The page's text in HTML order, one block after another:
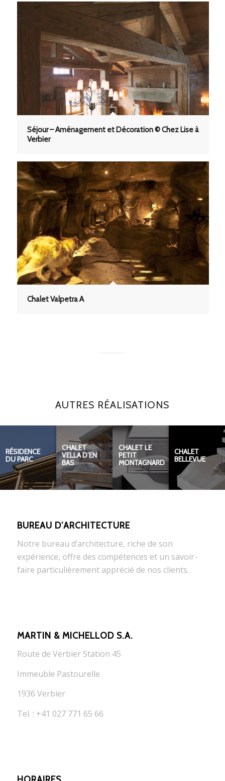
Séjour – Aménagement et Décoration © Chez Lise à
Verbier
Chalet Valpetra A
AUTRES RÉALISATIONS
RÉSIDENCE
DU PARC
CHALET
VELLA D’EN
BAS
CHALET LE
PETIT
MONTAGNARD
CHALET
BELLEVUE
BUREAU D’ARCHITECTURE
Notre bureau d’architecture, riche de son
expérience, offre des compétences et un savoir-
faire particulièrement apprécié de nos clients.
MARTIN & MICHELLOD S.A.
Route de Verbier Station 45
Immeuble Pastourelle
1936 Verbier
Tel. : +41 027 771 65 66